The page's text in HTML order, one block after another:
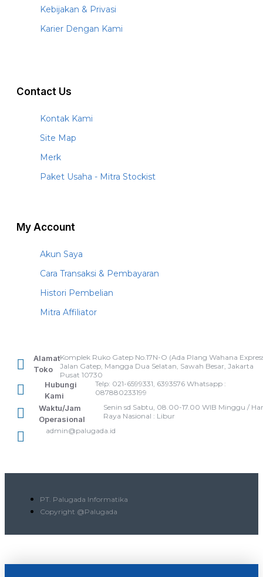
Kebijakan & Privasi
Karier Dengan Kami
Contact Us
Kontak Kami
Site Map
Merk
Paket Usaha - Mitra Stockist
My Account
Akun Saya
Cara Transaksi & Pembayaran
Histori Pembelian
Mitra Affiliator
Alamat
Toko
Komplek Ruko Gatep No.17N-O (Ada Plang Wahana
Jalan Gatep, Mangga Dua Selatan, Sawah Besar, Jakarta
Pusat 10730
Hubungi
Kami
Telp: 021-6599331, 6393576 Whatsapp :
087880233199
Waktu/Jam
Operasional
Senin sd Sabtu, 08.00-17.00 WIB Minggu /
Raya Nasional : Libur
admin@palugada.id
PT. Palugada Informatika
Copyright @Palugada